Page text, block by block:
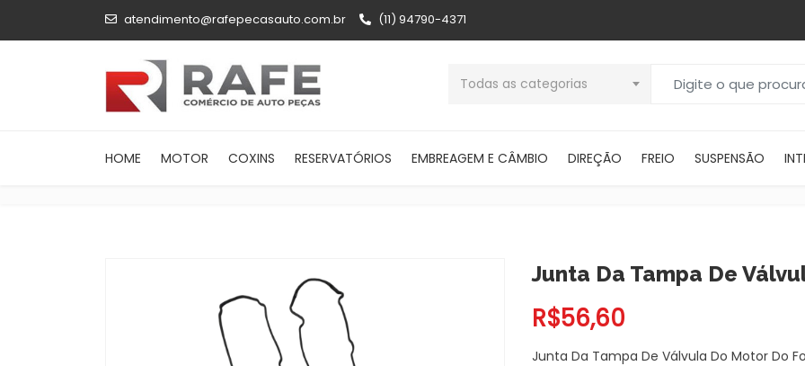
atendimento@rafepecasauto.com.br (11) 94790-4371
Todas as categorias
HOME MOTOR COXINS RESERVATÓRIOS EMBREAGEM E CÂMBIO DIREÇÃO FREIO SUSPENSÃO
Junta Da Tampa De
R$56,60
Junta Da Tampa De Válvula Do Motor Do